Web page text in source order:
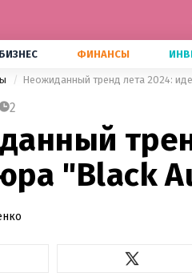
БИЗНЕС ФИНАНСЫ
Неожиданный тренд лета 2024:
2
"Black